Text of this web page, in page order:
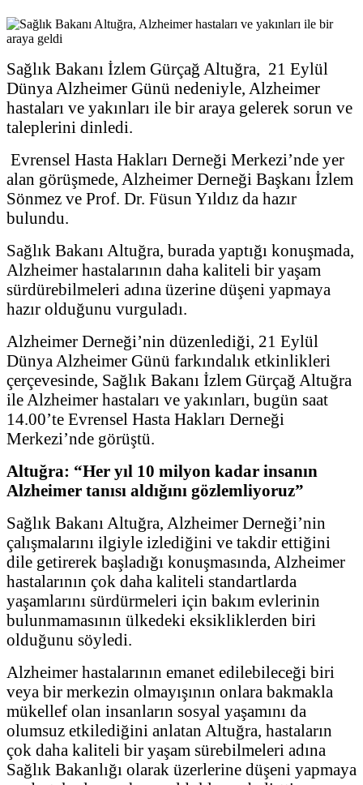
Sağlık Bakanı İzlem Gürçağ Altuğra, 21 Eylül
Dünya Alzheimer Günü nedeniyle, Alzheimer
hastaları ve yakınları ile bir araya gelerek sorun ve
taleplerini dinledi.
Evrensel Hasta Hakları Derneği Merkezi’nde yer
alan görüşmede, Alzheimer Derneği Başkanı İzlem
Sönmez ve Prof. Dr. Füsun Yıldız da hazır
bulundu.
Sağlık Bakanı Altuğra, burada yaptığı konuşmada,
Alzheimer hastalarının daha kaliteli bir yaşam
sürdürebilmeleri adına üzerine düşeni yapmaya
hazır olduğunu vurguladı.
Alzheimer Derneği’nin düzenlediği, 21 Eylül
Dünya Alzheimer Günü farkındalık etkinlikleri
çerçevesinde, Sağlık Bakanı İzlem Gürçağ Altuğra
ile Alzheimer hastaları ve yakınları, bugün saat
14.00’te Evrensel Hasta Hakları Derneği
Merkezi’nde görüştü.
Altuğra: “Her yıl 10 milyon kadar insanın
Alzheimer tanısı aldığını gözlemliyoruz”
Sağlık Bakanı Altuğra, Alzheimer Derneği’nin
çalışmalarını ilgiyle izlediğini ve takdir ettiğini
dile getirerek başladığı konuşmasında, Alzheimer
hastalarının çok daha kaliteli standartlarda
yaşamlarını sürdürmeleri için bakım evlerinin
bulunmamasının ülkedeki eksikliklerden biri
olduğunu söyledi.
Alzheimer hastalarının emanet edilebileceği biri
veya bir merkezin olmayışının onlara bakmakla
mükellef olan insanların sosyal yaşamını da
olumsuz etkilediğini anlatan Altuğra, hastaların
çok daha kaliteli bir yaşam sürebilmeleri adına
Sağlık Bakanlığı olarak üzerlerine düşeni yapmaya